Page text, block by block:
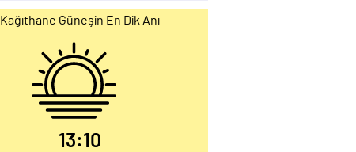
Kağıthane Güneşin En Dik Anı
13:10